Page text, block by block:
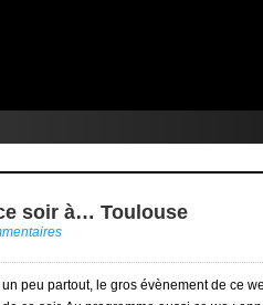
soir à… Toulouse
peu partout, le gros évènement de ce